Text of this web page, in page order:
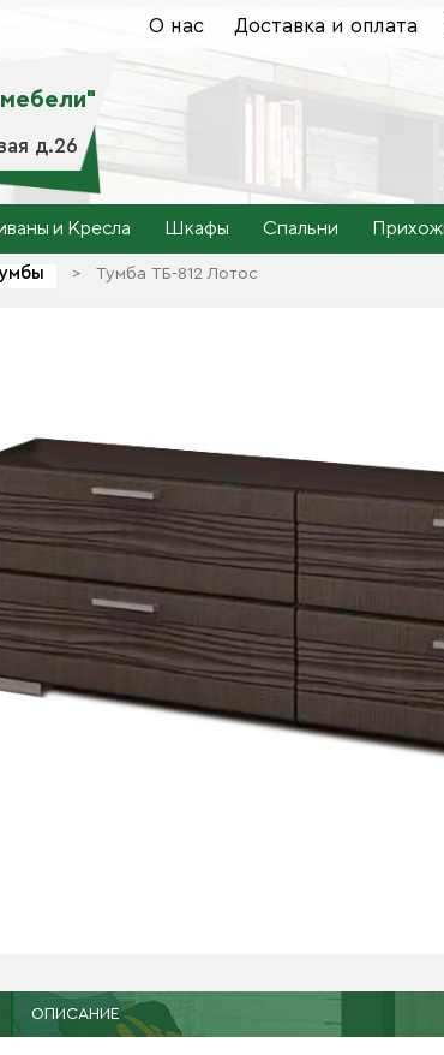
д.26
О нас Доставка и оплата
и Кресла Шкафы Спальни
> Тумба ТБ-812 Лотос
ОПИСАНИЕ